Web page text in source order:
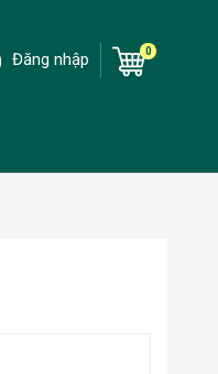
Đăng nhập 0